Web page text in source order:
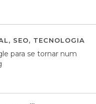
, SEO, TECNOLOGIA
para se tornar num